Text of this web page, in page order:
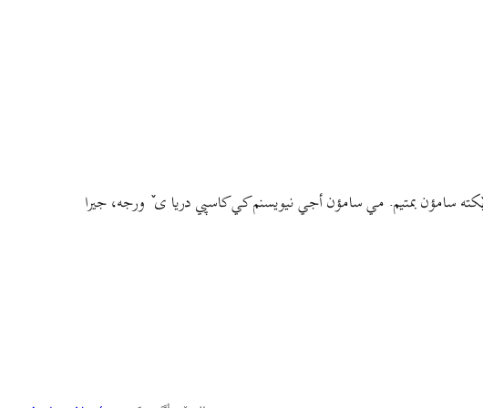
سامؤن بمتيم. مي سامؤن أجي نيويسنم کي کاسپي دريا ی ٚ ورجه، جيرا